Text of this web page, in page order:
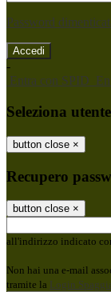
Password
-
Entra con SPID
Seleziona utente
button close ×
Recupero
button close ×
all'indirizzo indicato
Non hai una e-mail
tramite la Login